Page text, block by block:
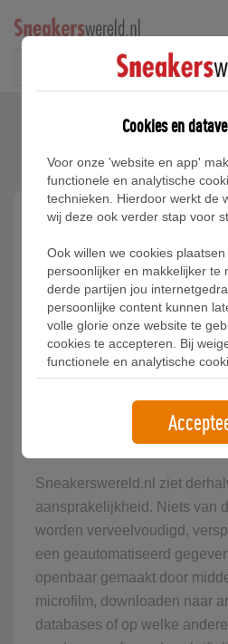
De informatie op deze
zorg samengesteld.
dat de informatie die hier is
of onjuist is of fouten bevat.
Sneakerswereld.nl zijn best
diensten en producten zo
aan te bieden, kan zij niet
beschadigende
gebruik van deze website.
Sneakerswereld.nl ziet
aansprakelijkheid. Niets van
worden verveelvoudigd,
een geautomatiseerd
openbaar gemaakt door
microfilm, downloaden naar
databases of op welke
Cookies en
Voor onze 'website en app'
functionele en analytische
technieken. Hierdoor werkt de
wij deze ook verder stap voor
Ook willen we cookies
persoonlijker en makkelijker te
derde partijen jou
persoonlijke content kunnen
volle glorie onze website te
cookies te accepteren. Bij
functionele en analytische